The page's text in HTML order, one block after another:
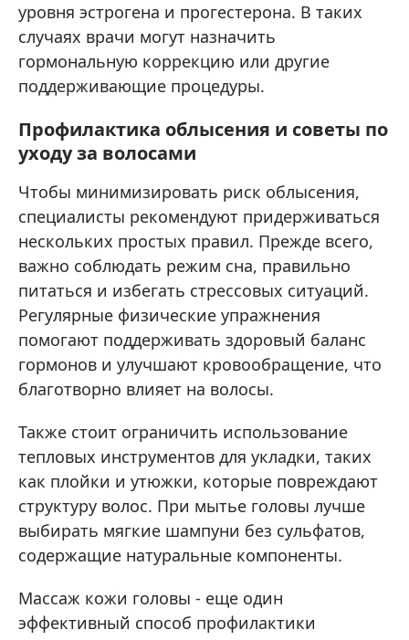
уровня эстрогена и прогестерона. В таких
случаях врачи могут назначить
гормональную коррекцию или другие
поддерживающие процедуры.
Профилактика облысения и советы по
уходу за волосами
Чтобы минимизировать риск облысения,
специалисты рекомендуют придерживаться
нескольких простых правил. Прежде всего,
важно соблюдать режим сна, правильно
питаться и избегать стрессовых ситуаций.
Регулярные физические упражнения
помогают поддерживать здоровый баланс
гормонов и улучшают кровообращение, что
благотворно влияет на волосы.
Также стоит ограничить использование
тепловых инструментов для укладки, таких
как плойки и утюжки, которые повреждают
структуру волос. При мытье головы лучше
выбирать мягкие шампуни без сульфатов,
содержащие натуральные компоненты.
Массаж кожи головы - еще один
эффективный способ профилактики